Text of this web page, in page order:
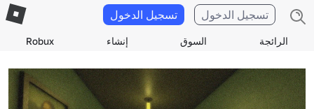
الرائجة السوق إنشاء Robux
تسجيل الدخول تسجيل الدخول